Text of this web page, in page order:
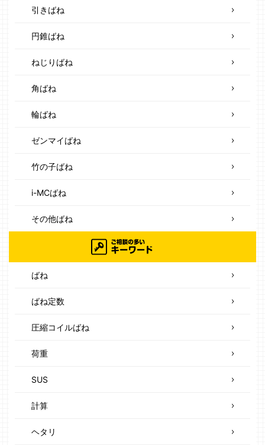
引きばね
円錐ばね
ねじりばね
角ばね
輪ばね
ゼンマイばね
竹の子ばね
i-MCばね
その他ばね
ばね
ばね定数
圧縮コイルばね
荷重
SUS
計算
ヘタリ